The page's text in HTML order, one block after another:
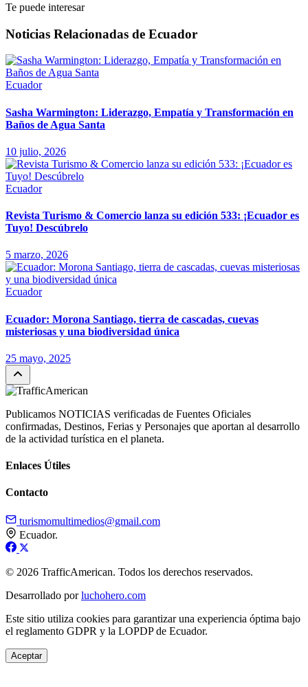
Te puede interesar
Noticias Relacionadas de Ecuador
Ecuador
Sasha Warmington: Liderazgo, Empatía y Transformación en
Baños de Agua Santa
10 julio, 2026
Ecuador
Revista Turismo & Comercio lanza su edición 533: ¡Ecuador es
Tuyo! Descúbrelo
5 marzo, 2026
Ecuador
Ecuador: Morona Santiago, tierra de cascadas, cuevas
misteriosas y una biodiversidad única
25 mayo, 2025
Publicamos NOTICIAS verificadas de Fuentes Oficiales
confirmadas, Destinos, Ferias y Personajes que aportan al desarrollo
de la actividad turística en el planeta.
Enlaces Útiles
Contacto
turismomultimedios@gmail.com
Ecuador.
© 2026 TrafficAmerican. Todos los derechos reservados.
Desarrollado porluchohero.com
Este sitio utiliza cookies para garantizar una experiencia óptima bajo
el reglamento GDPR y la LOPDP de Ecuador.
Aceptar